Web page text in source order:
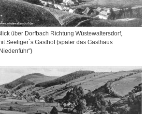
über Dorfbach Richtung Wüstewaltersdorf,
Seeliger`s Gasthof (später das Gasthaus